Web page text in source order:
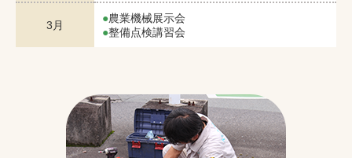
3月
農業機械展示会
整備点検講習会